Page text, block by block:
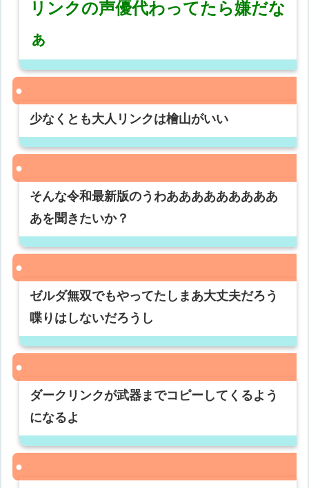
リンクの声優代わってたら嫌だな
ぁ
少なくとも大人リンクは檜山がいい
そんな令和最新版のうわあああああああああ
あを聞きたいか？
ゼルダ無双でもやってたしまあ大丈夫だろう
喋りはしないだろうし
ダークリンクが武器までコピーしてくるよう
になるよ